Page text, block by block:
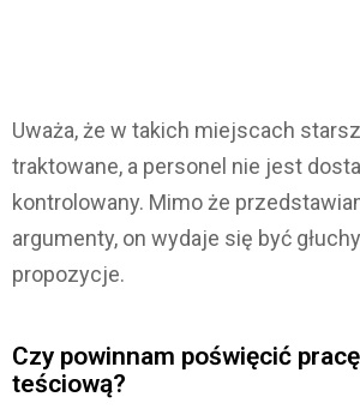
Uważa, że w takich miejscach
traktowane, a personel nie jest
kontrolowany. Mimo że
argumenty, on wydaje się być
propozycje.
Czy powinnam poświęcić
teściową?